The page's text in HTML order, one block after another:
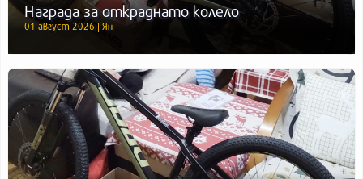
Награда за откраднато колело
01 август 2026 | Ян